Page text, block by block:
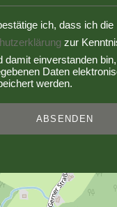
ich, dass ich die
zur
damit einverstanden
Daten
werden.
ABSENDEN